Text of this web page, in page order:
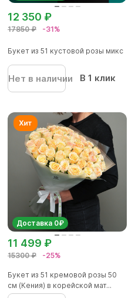
17850 ₽ -31%
12 350 ₽
Букет из 51 кустовой розы микс
Нет в наличии В 1 клик
Доставка 0₽
15300 ₽ -25%
11 499 ₽
Букет из 51 кремовой розы 50
см (Кения) в корейской мат...